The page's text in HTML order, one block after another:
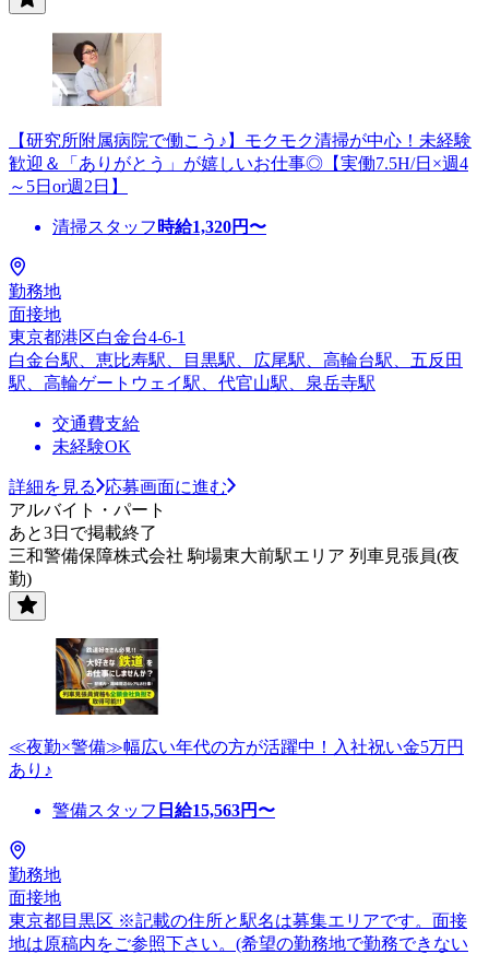
【研究所附属病院で働こう♪】モクモク清掃が中心！未経験
歓迎＆「ありがとう」が嬉しいお仕事◎【実働7.5H/日×週4
～5日or週2日】
清掃スタッフ 時給1,320円〜
勤務地
面接地
東京都港区白金台4-6-1
白金台駅、恵比寿駅、目黒駅、広尾駅、高輪台駅、五反田
駅、高輪ゲートウェイ駅、代官山駅、泉岳寺駅
交通費支給
未経験OK
詳細を見る
応募画面に進む
アルバイト・パート
あと3日で掲載終了
三和警備保障株式会社 駒場東大前駅エリア 列車見張員(夜
勤)
≪夜勤×警備≫幅広い年代の方が活躍中！入社祝い金5万円
あり♪
警備スタッフ 日給15,563円〜
勤務地
面接地
東京都目黒区 ※記載の住所と駅名は募集エリアです。面接
地は原稿内をご参照下さい。(希望の勤務地で勤務できない